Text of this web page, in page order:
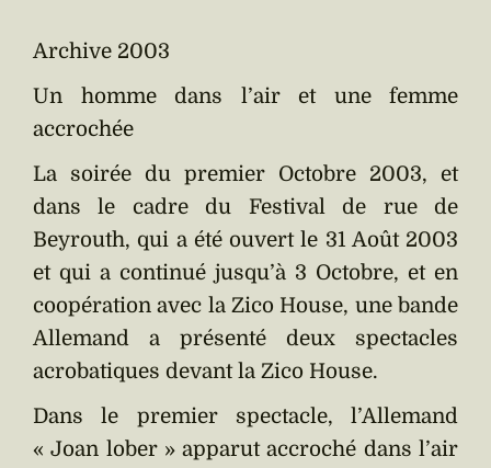
Archive 2003
Un homme dans l’air et une femme
accrochée
La soirée du premier Octobre 2003, et
dans le cadre du Festival de rue de
Beyrouth, qui a été ouvert le 31 Août 2003
et qui a continué jusqu’à 3 Octobre, et en
coopération avec la Zico House, une bande
Allemand a présenté deux spectacles
acrobatiques devant la Zico House.
Dans le premier spectacle, l’Allemand
« Joan lober » apparut accroché dans l’air